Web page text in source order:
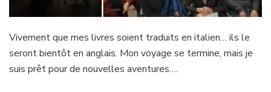
Vivement que mes livres soient traduits en italien… ils le
seront bientôt en anglais. Mon voyage se termine, mais je
suis prêt pour de nouvelles aventures….